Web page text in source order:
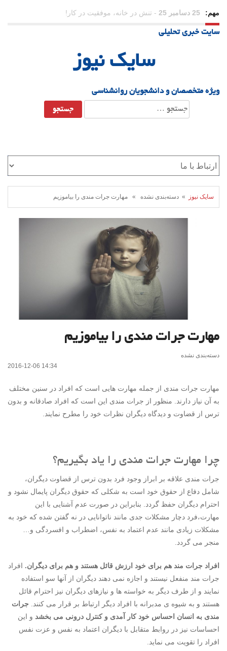
مهم: 23 دسامبر 25 - چرا اراده می‌کنیم ولی شکست می‌خوریم؟
21 دسامبر 25
سایت خبری تحلیلی
سایک نیوز
ویژه متخصصان و دانشجویان روانشناسی
جستجو
برای:
سایک نیوز » دسته‌بندی نشده » مهارت جرات مندی را بیاموزیم
مهارت جرات مندی را بیاموزیم
دسته‌بندی نشده
2016-12-06 14:34
مهارت جرات مندی از جمله مهارت هایی است که افراد در سنین مختلف
به آن نیاز دارند. منظور از جرات مندی این است که افراد صادقانه و بدون
ترس از قضاوت و دیدگاه دیگران نظرات خود را مطرح نمایند.
چرا مهارت جرات مندی را یاد بگیریم؟
جرات مندی علاقه بر ابراز وجود فرد بدون ترس از قضاوت دیگران،
شامل دفاع از حقوق خود است به شکلی که حقوق دیگران پایمال نشود و
احترام دیگران حفظ گردد. بنابراین در صورت عدم آشنایی با این
مهارت،فرد دچار مشکلات جدی مانند ناتوانایی در نه گفتن شده که خود به
مشکلات زیادی مانند عدم اعتماد به نفس، اضطراب و افسردگی و…
منجر می گردد.
افراد جرات مند هم برای خود ارزش قائل هستند و هم برای دیگران. افراد
جرات مند منفعل نیستند و اجازه نمی دهند دیگران از آنها سو استفاده
نمایند و از طرف دیگر به خواسته ها و نیازهای دیگران نیز احترام قائل
هستند و به شیوه ی مدبرانه با افراد دیگر ارتباط بر قرار می کنند. جرات
مندی به انسان احساس خود کار آمدی و کنترل درونی می بخشد و این
احساسات نیز در روابط متقابل با دیگران اعتماد به نفس و عزت نفس
افراد را تقویت می نماید.